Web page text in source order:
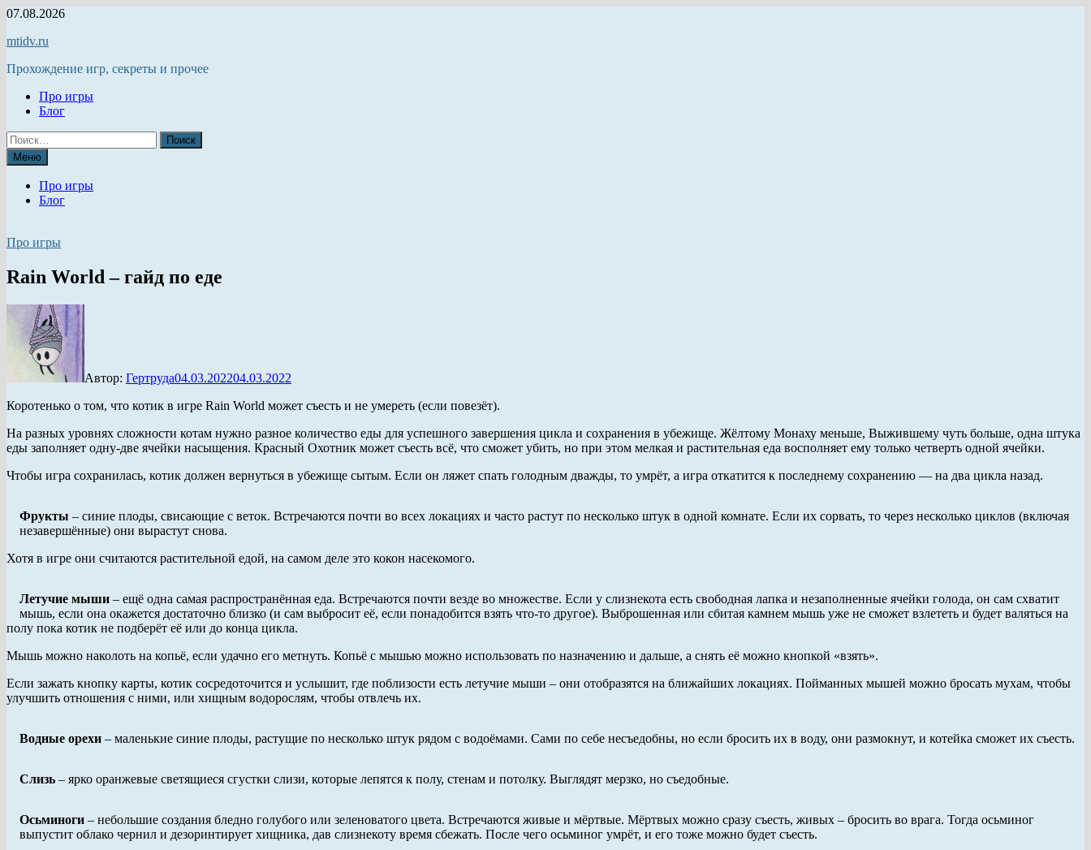
Перейти
содержимому
07.08.2026
mtidv.ru
Прохождение игр, секреты и прочее
Про игры
Блог
Найти:
Меню
Про игры
Блог
Про игры
Rain World – гайд по еде
Автор: Гертруда04.03.202204.03.2022
Коротенько о том, что котик в игре Rain World может съесть и не умереть (если повезёт).
На разных уровнях сложности котам нужно разное количество еды для успешного завершения цикла и сохранения в убежище. Жёлтому Монаху меньше, Выжившему чуть больше, одна штука
еды заполняет одну-две ячейки насыщения. Красный Охотник может съесть всё, что сможет убить, но при этом мелкая и растительная еда восполняет ему только четверть одной ячейки.
Чтобы игра сохранилась, котик должен вернуться в убежище сытым. Если он ляжет спать голодным дважды, то умрёт, а игра откатится к последнему сохранению — на два цикла назад.
Фрукты – синие плоды, свисающие с веток. Встречаются почти во всех локациях и часто растут по несколько штук в одной комнате. Если их сорвать, то через несколько циклов (включая
незавершённые) они вырастут снова.
Хотя в игре они считаются растительной едой, на самом деле это кокон насекомого.
Летучие мыши – ещё одна самая распространённая еда. Встречаются почти везде во множестве. Если у слизнекота есть свободная лапка и незаполненные ячейки голода, он сам схватит
мышь, если она окажется достаточно близко (и сам выбросит её, если понадобится взять что-то другое). Выброшенная или сбитая камнем мышь уже не сможет взлететь и будет валяться на
полу пока котик не подберёт её или до конца цикла.
Мышь можно наколоть на копьё, если удачно его метнуть. Копьё с мышью можно использовать по назначению и дальше, а снять её можно кнопкой «взять».
Если зажать кнопку карты, котик сосредоточится и услышит, где поблизости есть летучие мыши – они отобразятся на ближайших локациях. Пойманных мышей можно бросать мухам, чтобы
улучшить отношения с ними, или хищным водорослям, чтобы отвлечь их.
Водные орехи – маленькие синие плоды, растущие по несколько штук рядом с водоёмами. Сами по себе несъедобны, но если бросить их в воду, они размокнут, и котейка сможет их съесть.
Слизь – ярко оранжевые светящиеся сгустки слизи, которые лепятся к полу, стенам и потолку. Выглядят мерзко, но съедобные.
Осьминоги – небольшие создания бледно голубого или зеленоватого цвета. Встречаются живые и мёртвые. Мёртвых можно сразу съесть, живых – бросить во врага. Тогда осьминог
выпустит облако чернил и дезоринтирует хищника, дав слизнекоту время сбежать. После чего осьминог умрёт, и его тоже можно будет съесть.